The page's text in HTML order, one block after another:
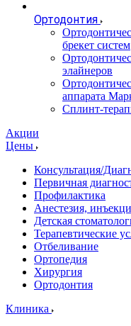
Ортодонтия
брекет систем
элайнеров
аппарата
Сплинт-
Акции
Цены
Консультация/
Первичная
Профилактика
Анестезия,
Детская
Терапевтические
Отбеливание
Ортопедия
Хирургия
Ортодонтия
Клиника